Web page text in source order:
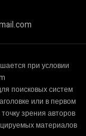
при условии
поисковых систем
или в первом
зрения авторов
материалов